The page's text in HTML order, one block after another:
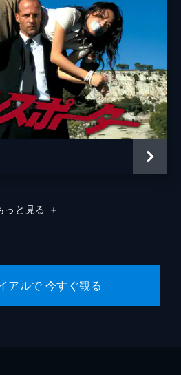
っと見る ＋
アルで 今すぐ観る